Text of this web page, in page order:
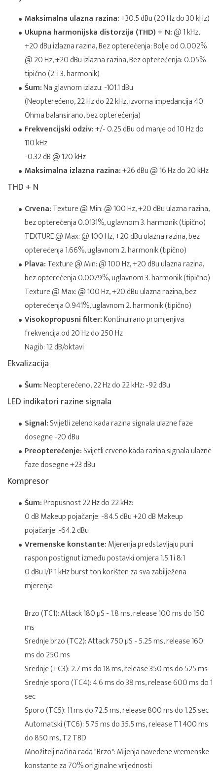
Maksimalna ulazna razina:+30.5 dBu (20 Hz do 30 kHz)
Ukupna harmonijska distorzija (THD) + N:@ 1 kHz,
+20 dBu izlazna razina, Bez opterećenja: Bolje od 0.002%
@ 20 Hz, +20 dBu izlazna razina, Bez opterećenja: 0.05%
tipično (2. i 3. harmonik)
Šum:Na glavnom izlazu: -101.1 dBu
(Neopterećeno, 22 Hz do 22 kHz, izvorna impedancija 40
Ohma balansirano, bez opterećenja)
Frekvencijski odziv:+/- 0.25 dBu od manje od 10 Hz do
110 kHz
-0.32 dB @ 120 kHz
Maksimalna izlazna razina:+26 dBu @ 16 Hz do 20 kHz
THD + N
Crvena:Texture @ Min: @ 100 Hz, +20 dBu ulazna razina,
bez opterećenja 0.0131%, uglavnom 3. harmonik (tipično)
TEXTURE @ Max: @ 100 Hz, +20 dBu ulazna razina, bez
opterećenja 1.66%, uglavnom 2. harmonik (tipično)
Plava:Texture @ Min: @ 100 Hz, +20 dBu ulazna razina,
bez opterećenja 0.0079%, uglavnom 3. harmonik (tipično)
Texture @ Max: @ 100 Hz, +20 dBu ulazna razina, bez
opterećenja 0.941%, uglavnom 2. harmonik (tipično)
Visokopropusni filter:Kontinuirano promjenjiva
frekvencija od 20 Hz do 250 Hz
Nagib: 12 dB/oktavi
Ekvalizacija
Šum:Neopterećeno, 22 Hz do 22 kHz: -92 dBu
LED indikatori razine signala
Signal:Svijetli zeleno kada razina signala ulazne faze
dosegne -20 dBu
Preopterećenje:Svijetli crveno kada razina signala ulazne
faze dosegne +23 dBu
Kompresor
Šum:Propusnost 22 Hz do 22 kHz:
0 dB Makeup pojačanje: -84.5 dBu +20 dB Makeup
pojačanje: -64.2 dBu
Vremenske konstante:Mjerenja predstavljaju puni
raspon postignut između postavki omjera 1.5:1 i 8:1
0 dBu I/P 1 kHz burst ton korišten za sva zabilježena
mjerenja
Brzo (TC1): Attack 180 µS - 1.8 ms, release 100 ms do 150
ms
Srednje brzo (TC2): Attack 750 µS - 5.25 ms, release 160
ms do 250 ms
Srednje (TC3): 2.7 ms do 18 ms, release 350 ms do 525 ms
Srednje sporo (TC4): 4.6 ms do 38 ms, release 600 ms do 1
sec
Sporo (TC5): 11 ms do 72.5 ms, release 800 ms do 1.25 sec
Automatski (TC6): 5.75 ms do 35.5 ms, release T1 400 ms
do 850 ms, T2 TBD
Množitelj načina rada "Brzo": Mijenja navedene vremenske
konstante za 70% originalne vrijednosti